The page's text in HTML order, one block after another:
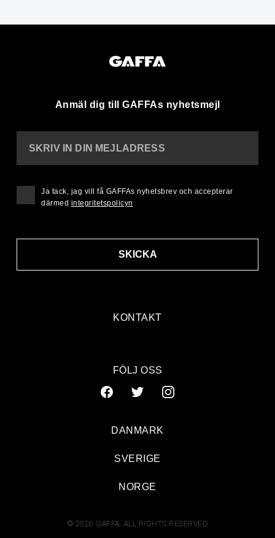
Anmäl dig till GAFFAs nyhetsmejl
KONTAKT
SKRIV IN DIN MEJLADRESS
SKICKA
Ja tack, jag vill få GAFFAs nyhetsbrev och accepterar
därmed integritetspolicyn
FÖLJ OSS
© 2026 GAFFA. ALL RIGHTS RESERVED
DANMARK
SVERIGE
NORGE